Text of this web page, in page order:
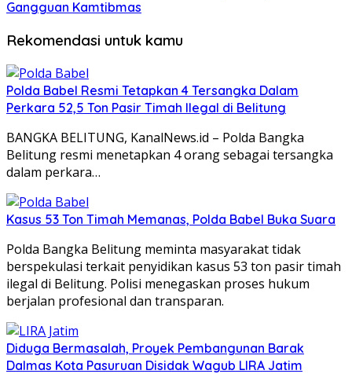
Gangguan Kamtibmas
Rekomendasi untuk kamu
Polda Babel Resmi Tetapkan 4 Tersangka Dalam
Perkara 52,5 Ton Pasir Timah Ilegal di Belitung
BANGKA BELITUNG, KanalNews.id – Polda Bangka
Belitung resmi menetapkan 4 orang sebagai tersangka
dalam perkara…
Kasus 53 Ton Timah Memanas, Polda Babel Buka Suara
Polda Bangka Belitung meminta masyarakat tidak
berspekulasi terkait penyidikan kasus 53 ton pasir timah
ilegal di Belitung. Polisi menegaskan proses hukum
berjalan profesional dan transparan.
Diduga Bermasalah, Proyek Pembangunan Barak
Dalmas Kota Pasuruan Disidak Wagub LIRA Jatim